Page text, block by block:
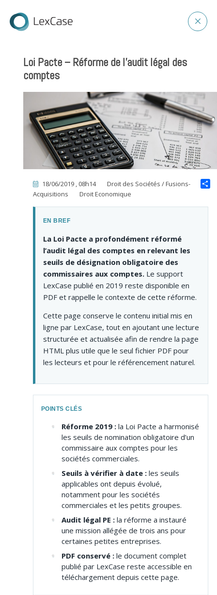
Loi Pacte – Réforme de l’audit légal des
comptes
18/06/2019 , 08h14
Droit des Sociétés / Fusions-
Acquisitions
Droit Economique
EN BREF
La Loi Pacte a profondément réformé
l’audit légal des comptes en relevant les
seuils de désignation obligatoire des
commissaires aux comptes. Le support
LexCase publié en 2019 reste disponible en
PDF et rappelle le contexte de cette réforme.
Cette page conserve le contenu initial mis en
ligne par LexCase, tout en ajoutant une lecture
structurée et actualisée afin de rendre la page
HTML plus utile que le seul fichier PDF pour
les lecteurs et pour le référencement naturel.
POINTS CLÉS
Réforme 2019 : la Loi Pacte a harmonisé
les seuils de nomination obligatoire d’un
commissaire aux comptes pour les
sociétés commerciales.
Seuils à vérifier à date : les seuils
applicables ont depuis évolué,
notamment pour les sociétés
commerciales et les petits groupes.
Audit légal PE : la réforme a instauré
une mission allégée de trois ans pour
certaines petites entreprises.
PDF conservé : le document complet
publié par LexCase reste accessible en
téléchargement depuis cette page.